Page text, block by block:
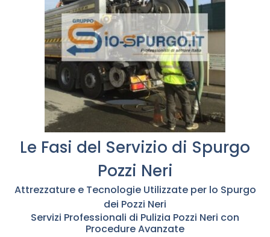
Le Fasi del Servizio di Spurgo
Pozzi Neri
Attrezzature e Tecnologie Utilizzate per lo Spurgo
dei Pozzi Neri
Servizi Professionali di Pulizia Pozzi Neri con
Procedure Avanzate